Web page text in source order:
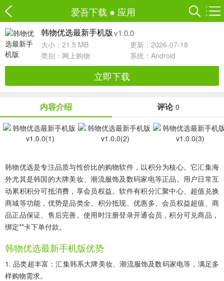
爱吾下载 ● 应用
韩物优选最新手机版 v1.0.0
大小：21.5 MB
更新：2026-07-18
类别： 网上购物 系统：Android
立即下载
内容介绍 评论 0
韩物优选是专注品质与性价比的购物软件，以积分为核心。它汇集海
外尤其是韩国的大牌美妆、潮流服饰及数码家电等正品。用户日常互
动累积积分可抵消费，享会员权益。软件有积分汇聚中心、超值兑换
商城等功能，优势是品类全、积分抵现、优惠多、会员权益超值、商
品正品保证、售后完善。使用时注册登录开通会员，积分可兑商品，
绑定**卡下单付款。
韩物优选最新手机版优势
1. 品类超丰富：汇集韩系大牌美妆、潮流服饰及数码家电等，满足多
样购物需求。